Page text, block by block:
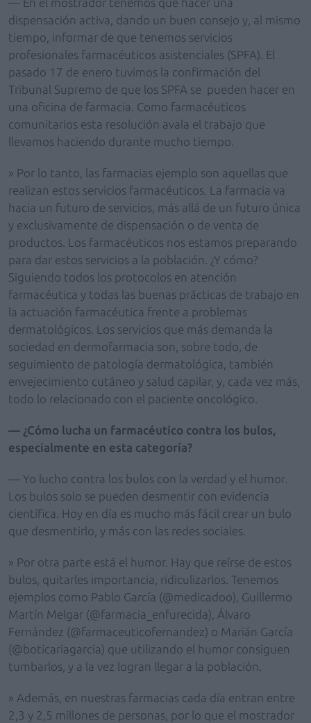
dispensación activa, dando un buen consejo y, al mismo
tiempo, informar de que tenemos servicios
profesionales farmacéuticos asistenciales (SPFA). El
pasado 17 de enero tuvimos la confirmación del
Tribunal Supremo de que los SPFA se pueden hacer en
una oficina de farmacia. Como farmacéuticos
comunitarios esta resolución avala el trabajo que
llevamos haciendo durante mucho tiempo.
» Por lo tanto, las farmacias ejemplo son aquellas que
realizan estos servicios farmacéuticos. La farmacia va
hacia un futuro de servicios, más allá de un futuro única
y exclusivamente de dispensación o de venta de
productos. Los farmacéuticos nos estamos preparando
para dar estos servicios a la población. ¿Y cómo?
Siguiendo todos los protocolos en atención
farmacéutica y todas las buenas prácticas de trabajo en
la actuación farmacéutica frente a problemas
dermatológicos. Los servicios que más demanda la
sociedad en dermofarmacia son, sobre todo, de
seguimiento de patología dermatológica, también
envejecimiento cutáneo y salud capilar, y, cada vez más,
todo lo relacionado con el paciente oncológico.
— ¿Cómo lucha un farmacéutico contra los bulos,
especialmente en esta categoría?
— Yo lucho contra los bulos con la verdad y el humor.
Los bulos solo se pueden desmentir con evidencia
científica. Hoy en día es mucho más fácil crear un bulo
que desmentirlo, y más con las redes sociales.
» Por otra parte está el humor. Hay que reírse de estos
bulos, quitarles importancia, ridiculizarlos. Tenemos
ejemplos como Pablo García (@medicadoo), Guillermo
Martín Melgar (@farmacia_enfurecida), Álvaro
Fernández (@farmaceuticofernandez) o Marián García
(@boticariagarcia) que utilizando el humor consiguen
tumbarlos, y a la vez logran llegar a la población.
» Además, en nuestras farmacias cada día entran entre
2,3 y 2,5 millones de personas, por lo que el mostrador